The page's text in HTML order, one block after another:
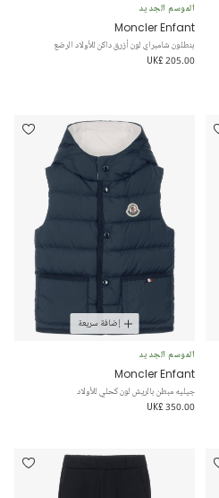
الموسم الجديد
Moncler Enfant
بنطلون شامبراي لون أزرق داكن للأولاد الرضع
UK£ 205.00
إضافة سريعة
الموسم الجديد
Moncler Enfant
جيليه مبطن بالريش لون كحلي للأولاد
UK£ 350.00